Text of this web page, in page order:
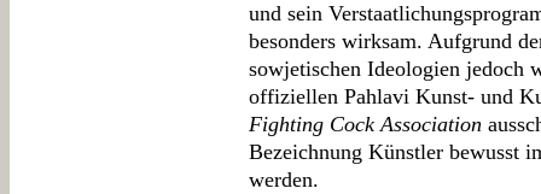
und sein
besonders wirksam. Aufgrund
sowjetischen Ideologien jedoch
offiziellen Pahlavi Kunst- und
Fighting Cock Association
Bezeichnung Künstler bewusst
werden.